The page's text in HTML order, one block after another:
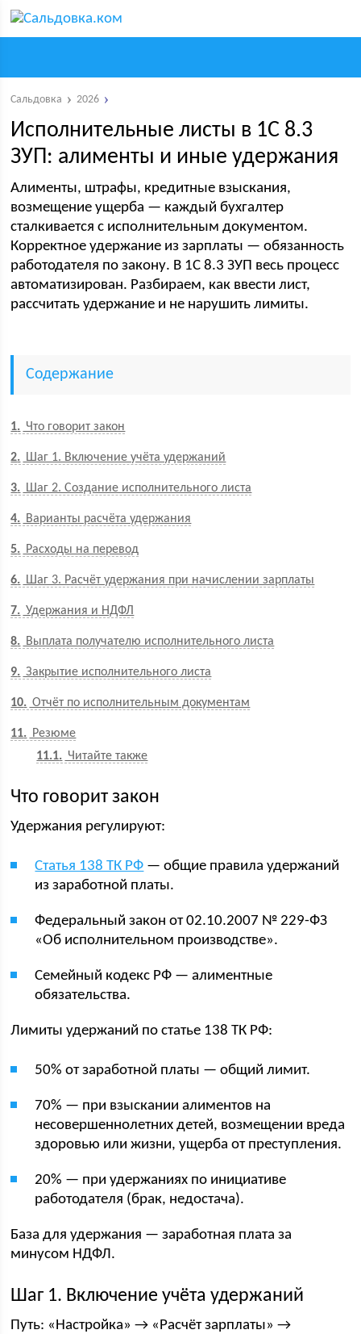
Сальдовка 2026
Исполнительные листы в 1С 8.3
ЗУП: алименты и иные удержания
Алименты, штрафы, кредитные взыскания,
возмещение ущерба — каждый бухгалтер
сталкивается с исполнительным документом.
Корректное удержание из зарплаты — обязанность
работодателя по закону. В 1С 8.3 ЗУП весь процесс
автоматизирован. Разбираем, как ввести лист,
рассчитать удержание и не нарушить лимиты.
Содержание
1 Что говорит закон
2 Шаг 1. Включение учёта удержаний
3 Шаг 2. Создание исполнительного листа
4 Варианты расчёта удержания
5 Расходы на перевод
6 Шаг 3. Расчёт удержания при начислении зарплаты
7 Удержания и НДФЛ
8 Выплата получателю исполнительного листа
9 Закрытие исполнительного листа
10 Отчёт по исполнительным документам
11
Резюме
11.1
Читайте также
Что говорит закон
Удержания регулируют:
Статья 138 ТК РФ — общие правила удержаний
из заработной платы.
Федеральный закон от 02.10.2007 № 229-ФЗ
«Об исполнительном производстве».
Семейный кодекс РФ — алиментные
обязательства.
Лимиты удержаний по статье 138 ТК РФ:
50% от заработной платы — общий лимит.
70% — при взыскании алиментов на
несовершеннолетних детей, возмещении вреда
здоровью или жизни, ущерба от преступления.
20% — при удержаниях по инициативе
работодателя (брак, недостача).
База для удержания — заработная плата за
минусом НДФЛ.
Шаг 1. Включение учёта удержаний
Путь: «Настройка» → «Расчёт зарплаты» →